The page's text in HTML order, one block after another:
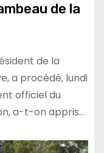
de la
de la
a procédé, lundi
officiel du
a-t-on appris…